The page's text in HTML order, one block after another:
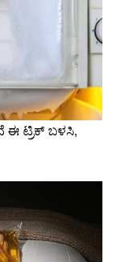
ಅನೇಕ
ಅವರು
ಮತ್ತು ಕೆಲವು
ನಂತರ ಅವರ